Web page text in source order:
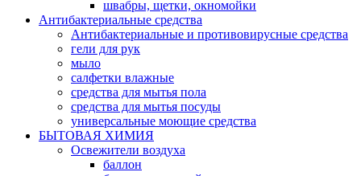
швабры, щетки, окномойки
Антибактериальные средства
Антибактериальные и противовирусные средства
гели для рук
мыло
салфетки влажные
средства для мытья пола
средства для мытья посуды
универсальные моющие средства
БЫТОВАЯ ХИМИЯ
Освежители воздуха
баллон